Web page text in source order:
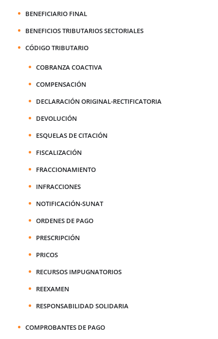
BENEFICIARIO FINAL
BENEFICIOS TRIBUTARIOS SECTORIALES
CÓDIGO TRIBUTARIO
COBRANZA COACTIVA
COMPENSACIÓN
DECLARACIÓN ORIGINAL-RECTIFICATORIA
DEVOLUCIÓN
ESQUELAS DE CITACIÓN
FISCALIZACIÓN
FRACCIONAMIENTO
INFRACCIONES
NOTIFICACIÓN-SUNAT
ORDENES DE PAGO
PRESCRIPCIÓN
PRICOS
RECURSOS IMPUGNATORIOS
REEXAMEN
RESPONSABILIDAD SOLIDARIA
COMPROBANTES DE PAGO